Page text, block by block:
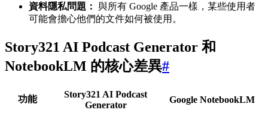
資料隱私問題： 與所有 Google 產品一樣，某些使用者
可能會擔心他們的文件如何被使用。
Story321 AI Podcast Generator 和
NotebookLM 的核心差異#
功能
Story321 AI Podcast
Generator
Google NotebookLM